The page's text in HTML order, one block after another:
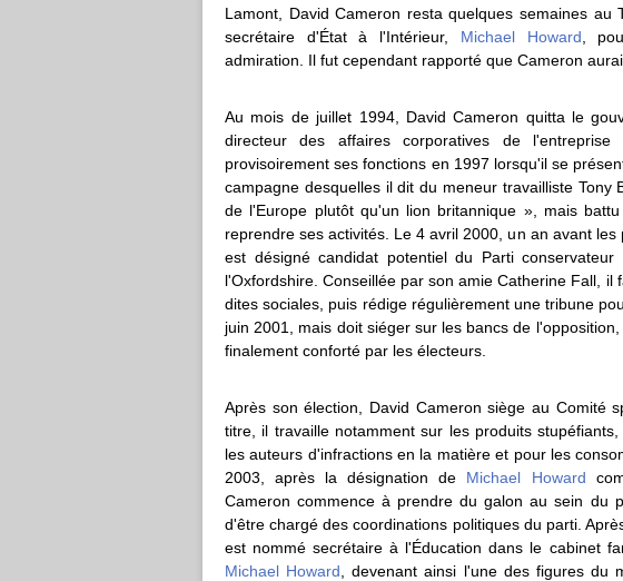
Lamont, David Cameron resta quelques semaines au
secrétaire d'État à l'Intérieur, Michael Howard ,
admiration. Il fut cependant rapporté que Cameron
Au mois de juillet 1994, David Cameron quitta le
directeur des affaires corporatives de
provisoirement ses fonctions en 1997 lorsqu'il se
campagne desquelles il dit du meneur travailliste
de l'Europe plutôt qu'un lion britannique », mais
reprendre ses activités. Le 4 avril 2000, un an avant
est désigné candidat potentiel du Parti
l'Oxfordshire. Conseillée par son amie Catherine Fall,
dites sociales, puis rédige régulièrement une tribune
juin 2001, mais doit siéger sur les bancs de
finalement conforté par les électeurs.
Après son élection, David Cameron siège au Comité
titre, il travaille notamment sur les produits
les auteurs d'infractions en la matière et pour les
2003, après la désignation de Michael Howard
Cameron commence à prendre du galon au sein du
d'être chargé des coordinations politiques du parti.
est nommé secrétaire à l'Éducation dans le cabinet
Michael Howard , devenant ainsi l'une des figures du